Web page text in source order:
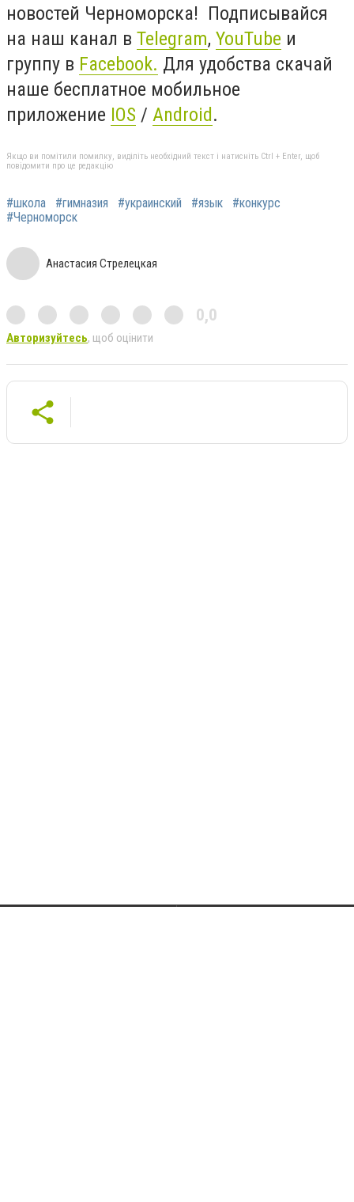
новостей Черноморска! Подписывайся
на наш канал в Telegram, YouTube и
группу в Facebook. Для удобства скачай
наше бесплатное мобильное
приложение IOS / Android.
Якщо ви помітили помилку, виділіть необхідний текст і натисніть Ctrl + Enter, щоб
повідомити про це редакцію
#школа #гимназия #украинский #язык
#конкурс
#Черноморск
Анастасия Стрелецкая
0,0
Авторизуйтесь, щоб оцінити